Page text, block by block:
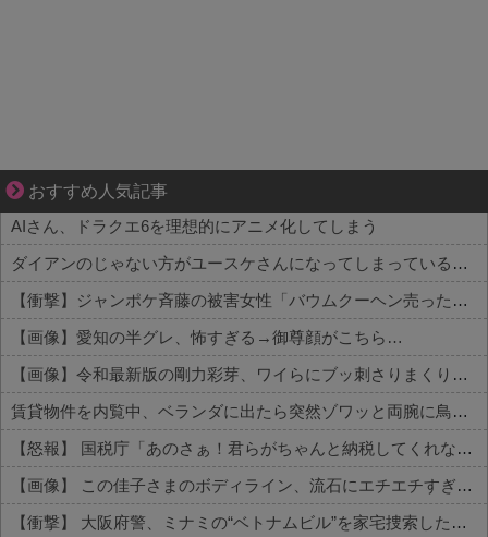
おすすめ人気記事
悩んでいるのは私だけ？夫との距離
AIさん、ドラクエ6を理想的にアニメ化してしまう
ダイアンのじゃない方がユースケさんになってしまっているという事実←これ
【衝撃】ジャンポケ斉藤の被害女性「バウムクーヘン売ったりTikTokライブしててムカついたから示談しなかった」←コレってさ…
【画像】愛知の半グレ、怖すぎる→御尊顔がこちら…
【画像】令和最新版の剛力彩芽、ワイらにブッ刺さりまくりと話題にw w w w w w w w w w w w w
賃貸物件を内覧中、ベランダに出たら突然ゾワッと両腕に鳥肌が出た。「やっぱりこの部屋嫌だ」と思った瞬間、体が前にドンッと突き飛ばされて…
【怒報】 国税庁「あのさぁ！君らがちゃんと納税してくれないとこうなっちゃうけどどうする？！」←これw w w w w w w w
【画像】 この佳子さまのボディライン、流石にエチエチすぎやろ！
【衝撃】 大阪府警、ミナミの“ベトナムビル”を家宅捜索した結果・・・・・・